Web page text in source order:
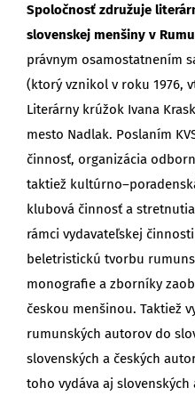
Spoločnosť združuje
slovenskej menšiny v
právnym osamostatnením
(ktorý vznikol v roku 1976,
Literárny krúžok Ivana
mesto Nadlak. Poslaním
činnosť, organizácia
taktiež
klubová činnosť a
rámci vydavateľskej
beletristickú tvorbu
monografie a zborníky
českou menšinou. Taktiež
rumunských autorov do
slovenských a českých
toho vydáva aj